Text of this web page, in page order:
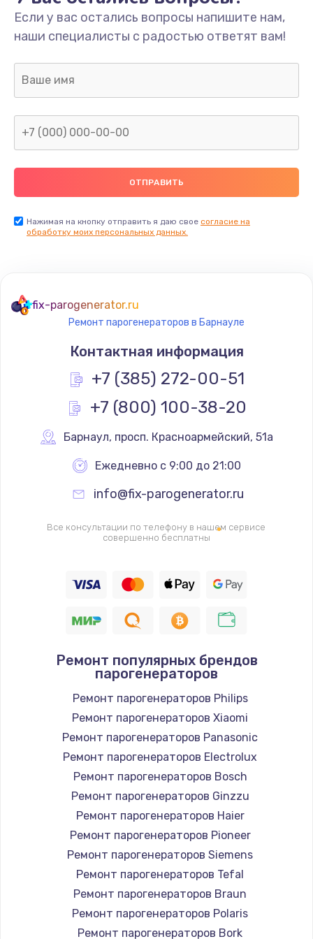
Замена/Pемонт карбюратора
1300 руб.
Заказать
Ремонт капиллярной трубки
400 руб.
Заказать
Замена термостата
1200 руб.
Заказать
Замена реле
Замена термопредохранителя
700 руб.
Заказать
2500 руб.
1400 руб.
Заказать
Замена / ремонт электронного модуля
Заказать
Заказать
Замена платы сенсора
Заказать
Если у вас остались вопросы напишите нам,
наши специалисты с радостью ответят вам!
Нажимая на кнопку отправить я даю свое согласие на
обработку моих персональных данных.
fix-parogenerator.ru
Ремонт парогенераторов в Барнауле
Контактная информация
+7 (385) 272-00-51
+7 (800) 100-38-20
Барнаул, просп. Красноармейский, 51а
Ежедневно с 9:00 до 21:00
info@fix-parogenerator.ru
Все консультации по телефону в нашем сервисе
совершенно бесплатны
Ремонт популярных брендов
парогенераторов
Ремонт парогенераторов Philips
Ремонт парогенераторов Xiaomi
Ремонт парогенераторов Panasonic
Ремонт парогенераторов Electrolux
Ремонт парогенераторов Bosch
Ремонт парогенераторов Ginzzu
Ремонт парогенераторов Haier
Ремонт парогенераторов Pioneer
Ремонт парогенераторов Siemens
Ремонт парогенераторов Tefal
Ремонт парогенераторов Braun
Ремонт парогенераторов Polaris
Ремонт парогенераторов Bork